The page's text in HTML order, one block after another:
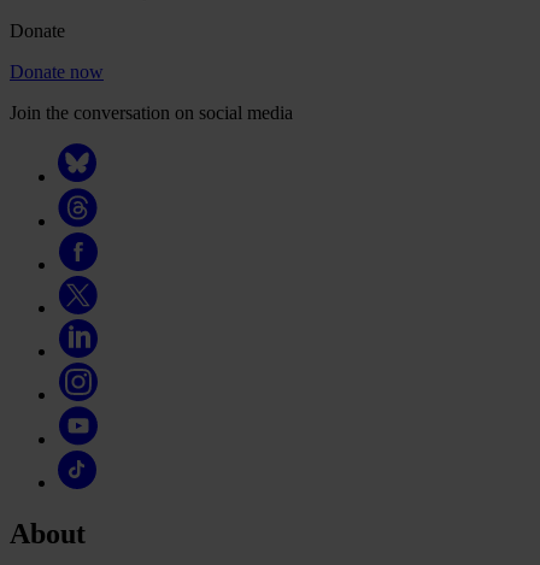
Donate
Donate now
Join the conversation on social media
About